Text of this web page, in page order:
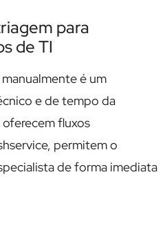
para
de TI
é um
e de tempo da
fluxos
permitem o
de forma imediata